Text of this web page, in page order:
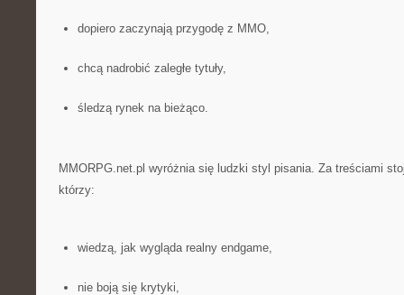
dopiero zaczynają przygodę z MMO,
chcą nadrobić zaległe tytuły,
śledzą rynek na bieżąco.
MMORPG.net.pl wyróżnia się ludzki styl pisania. Za treściami
którzy:
wiedzą, jak wygląda realny endgame,
nie boją się krytyki,